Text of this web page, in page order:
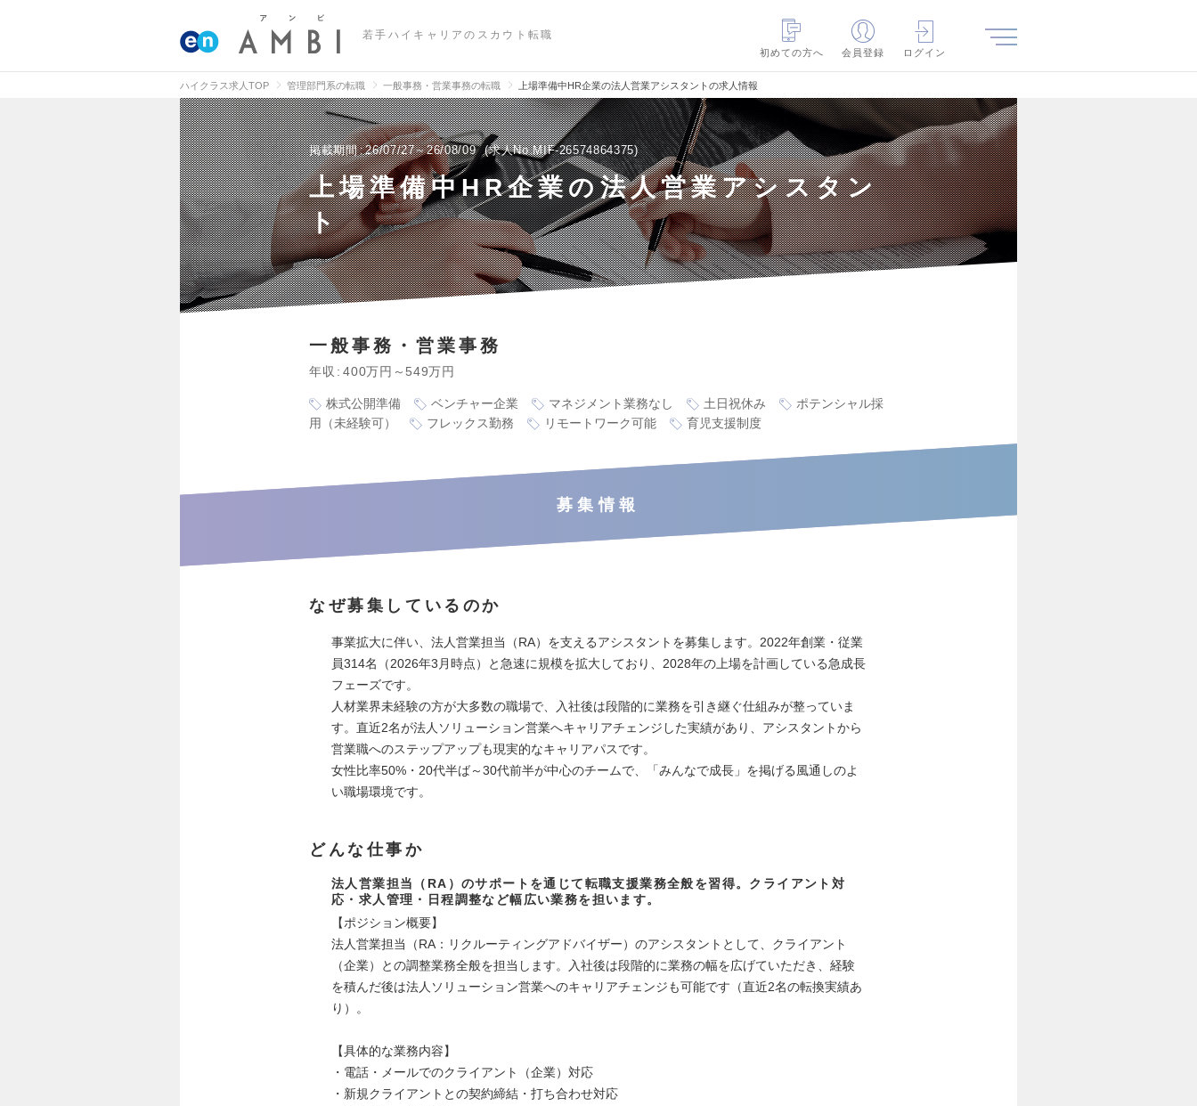
若手ハイキャリアのスカウト転職
初めての方へ
会員登録 ログイン
ハイクラス求人TOP 管理部門系の転職 一般事務・営業事務の転職 上場準備中HR企業の法人営業アシスタントの求人情報
掲載期間 26/07/27～26/08/09 求人No.MIF-26574864375
上場準備中HR企業の法人営業アシスタン
ト
一般事務・営業事務
年収 400万円～549万円
株式公開準備 ベンチャー企業 マネジメント業務なし 土日祝休み
ポテンシャル採
用（未経験可）
フレックス勤務 リモートワーク可能 育児支援制度
募集情報
なぜ募集しているのか
事業拡大に伴い、法人営業担当（RA）を支えるアシスタントを募集します。2022年創業・従業
員314名（2026年3月時点）と急速に規模を拡大しており、2028年の上場を計画している急成長
フェーズです。
人材業界未経験の方が大多数の職場で、入社後は段階的に業務を引き継ぐ仕組みが整っていま
す。直近2名が法人ソリューション営業へキャリアチェンジした実績があり、アシスタントから
営業職へのステップアップも現実的なキャリアパスです。
女性比率50%・20代半ば～30代前半が中心のチームで、「みんなで成長」を掲げる風通しのよ
い職場環境です。
どんな仕事か
法人営業担当（RA）のサポートを通じて転職支援業務全般を習得。クライアント対
応・求人管理・日程調整など幅広い業務を担います。
【ポジション概要】
法人営業担当（RA：リクルーティングアドバイザー）のアシスタントとして、クライアント
（企業）との調整業務全般を担当します。入社後は段階的に業務の幅を広げていただき、経験
を積んだ後は法人ソリューション営業へのキャリアチェンジも可能です（直近2名の転換実績あ
り）。
【具体的な業務内容】
・電話・メールでのクライアント（企業）対応
・新規クライアントとの契約締結・打ち合わせ対応